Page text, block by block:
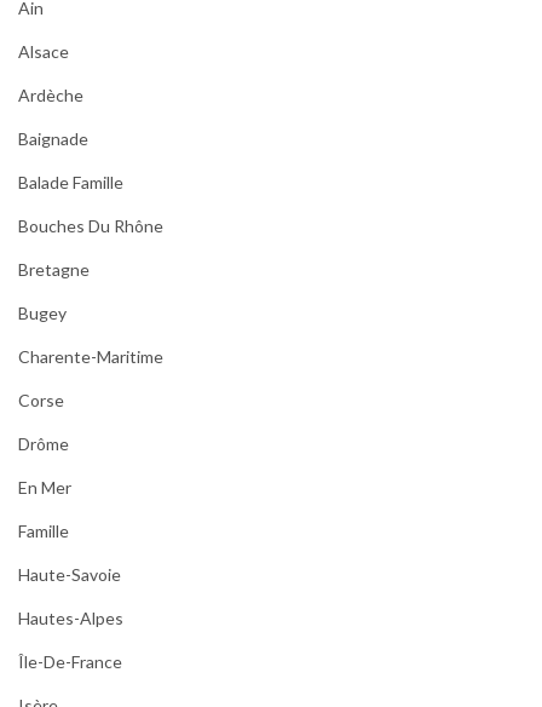
Ain
Alsace
Ardèche
Baignade
Balade Famille
Bouches Du Rhône
Bretagne
Bugey
Charente-Maritime
Corse
Drôme
En Mer
Famille
Haute-Savoie
Hautes-Alpes
Île-De-France